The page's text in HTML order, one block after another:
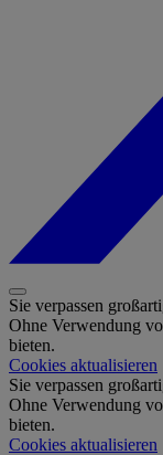
Sie verpassen
Ohne Verwendung
bieten.
Cookies aktualisieren
Sie verpassen
Ohne Verwendung
bieten.
Cookies aktualisieren